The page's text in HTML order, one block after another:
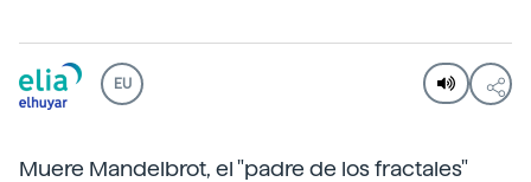
EU
Muere Mandelbrot, el "padre de los fractales"